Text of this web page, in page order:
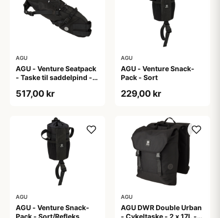
AGU
AGU - Venture Seatpack
- Taske til saddelpind -
517,00 kr
AGU
AGU - Venture Snack-
Pack - Sort
229,00 kr
AGU
AGU - Venture Snack-
Pack - Sort/Refleks
AGU
AGU DWR Double Urban
- Cykeltaske - 2 x 17L -